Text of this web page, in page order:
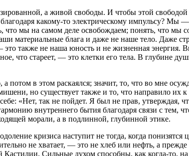
а живой свободы. И чтобы этой
какому-то электрическому импульсу?
что мы на самом деле освобождаем; понять, что мы
блага и даже не наше тело. Даже
также не наша юность и не жизненная энергия.
что стареет, — это клетки его тела. В глубине
потом в этом раскаялся; значит, то, что во мне
но существует также и то, что направило
«Нет, так не пойдет. Я был не прав, утверждая,
внутреннего бытия благодаря связи с тем,
морали, а в подлинной, глубинной этике.
кризиса наступит не тогда, когда
не хватает, — это не хлеб или нефть, а
Кастилии. Сильные духом способны, как когда-то,